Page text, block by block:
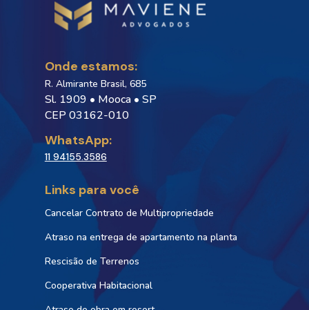
Onde estamos:
R. Almirante Brasil, 685
Sl. 1909 • Mooca • SP
CEP 03162-010
WhatsApp:
11 94155.3586
Links para você
Cancelar Contrato de Multipropriedade
Atraso na entrega de apartamento na planta
Rescisão de Terrenos
Cooperativa Habitacional